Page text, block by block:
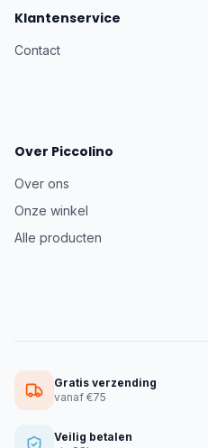
Klantenservice
Contact
Over Piccolino
Over ons
Onze winkel
Alle producten
Gratis verzending
vanaf €75
Veilig betalen